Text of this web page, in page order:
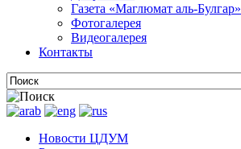
Газета «Маглюмат аль-Булгар»
Фотогалерея
Видеогалерея
Контакты
Новости ЦДУМ